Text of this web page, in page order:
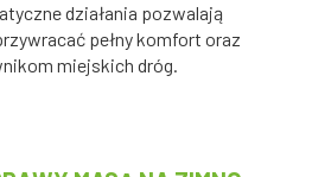
działania pozwalają
pełny komfort oraz
miejskich dróg.